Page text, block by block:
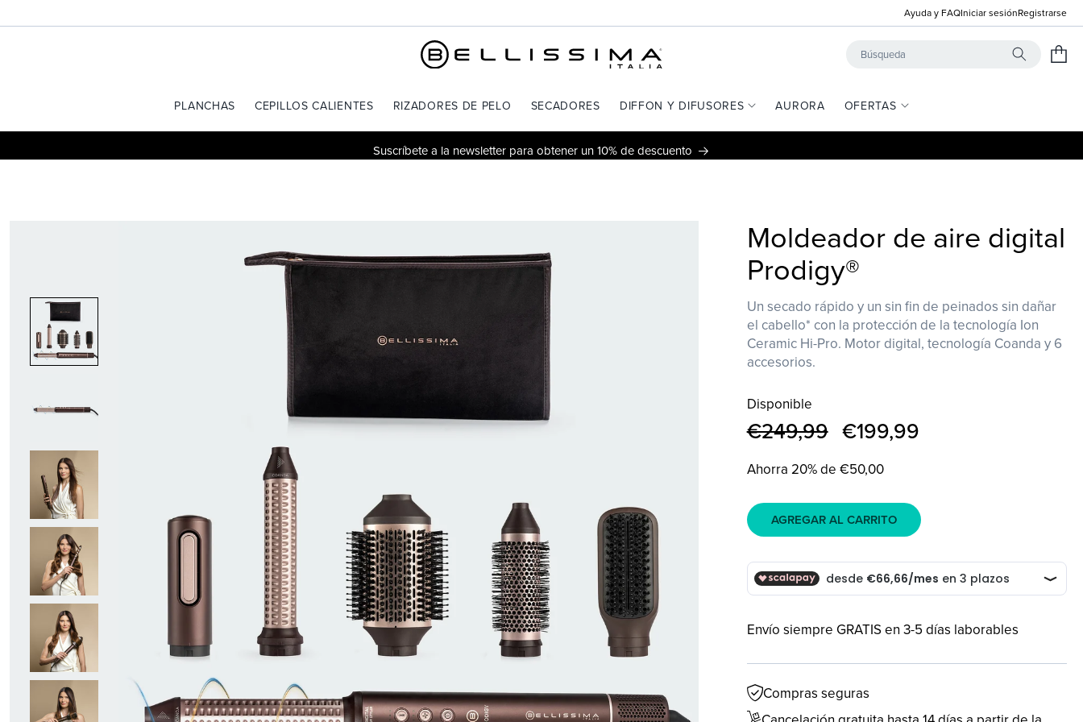
directamente
Ayuda y FAQIniciar sesiónRegistrarse
PLANCHAS CEPILLOS CALIENTES RIZADORES DE PELO SECADORES DIFFON Y DIFUSORES AURORA OFERTAS
Búsqueda Carrito
Suscríbete a la newsletter para obtener un 10% de descuento
Moldeador de aire digital
Prodigy®
Un secado rápido y un sin fin de peinados sin dañar
el cabello* con la protección de la tecnología Ion
Ceramic Hi-Pro. Motor digital, tecnología Coanda y 6
accesorios.
Disponible
Precio
habitual
€249,99 Precio
oferta
€199,99
Ahorra 20% de €50,00
AGREGAR AL CARRITO
Envío siempre GRATIS en 3-5 días laborables
Compras seguras